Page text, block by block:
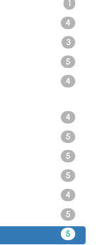
1
4
3
5
4
4
5
5
5
4
5
5